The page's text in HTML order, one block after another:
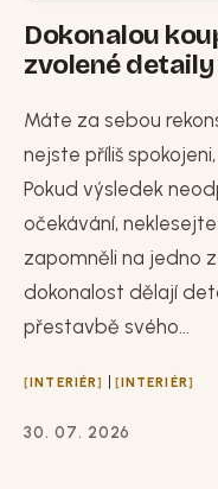
Dokonalou
zvolené detaily
Máte za sebou
nejste příliš
Pokud výsledek
očekávání,
zapomněli na jedno
dokonalost dělají
přestavbě svého...
INTERIÉR | INTERIÉR
30. 07. 2026